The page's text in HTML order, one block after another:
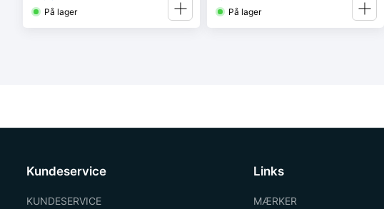
På lager På lager
Kundeservice
KUNDESERVICE
Links
MÆRKER